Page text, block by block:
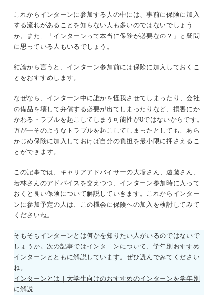
他人事じゃない！ インターンにおける損害ケ
※AIの特性上、間違いが含まれている場合があります。記事本文
これからインターンに参加する人の中には、事前に保険に加入
する流れがあることを知らない人も多いのではないでしょう
か。また、「インターンって本当に保険が必要なの？」と疑問
に思っている人もいるでしょう。
結論から言うと、インターン参加前には保険に加入しておくこ
とをおすすめします。
なぜなら、インターン中に誰かを怪我させてしまったり、会社
の備品を壊して弁償する必要が出てしまったりなど、損害にか
かわるトラブルを起こしてしまう可能性が0ではないからです。
万が一そのようなトラブルを起こしてしまったとしても、あら
かじめ保険に加入しておけば自分の負担を最小限に押さえるこ
とができます。
この記事では、キャリアアドバイザーの大場さん、遠藤さん、
若林さんのアドバイスを交えつつ、インターン参加時に入って
おくと良い保険について解説していきます。これからインター
ンに参加予定の人は、この機会に保険への加入を検討してみて
くださいね。
そもそもインターンとは何かを知りたい人がいるのではないで
しょうか。次の記事ではインターンについて、学年別おすすめ
インターンとともに解説しています。ぜひ読んでみてください
ね。
インターンとは｜大学生向けのおすすめのインターンを学年別
に解説